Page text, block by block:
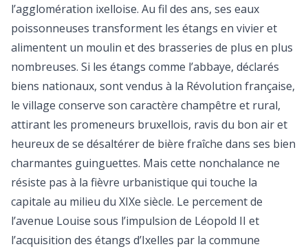
l’agglomération ixelloise. Au fil des ans, ses eaux
poissonneuses transforment les étangs en vivier et
alimentent un moulin et des brasseries de plus en plus
nombreuses. Si les étangs comme l’abbaye, déclarés
biens nationaux, sont vendus à la Révolution française,
le village conserve son caractère champêtre et rural,
attirant les promeneurs bruxellois, ravis du bon air et
heureux de se désaltérer de bière fraîche dans ses bien
charmantes guinguettes. Mais cette nonchalance ne
résiste pas à la fièvre urbanistique qui touche la
capitale au milieu du XIXe siècle. Le percement de
l’avenue Louise sous l’impulsion de Léopold II et
l’acquisition des étangs d’Ixelles par la commune